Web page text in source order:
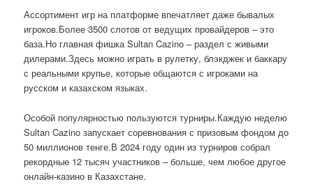
Ассортимент игр на платформе впечатляет даже бывалых
игроков.Более 3500 слотов от ведущих провайдеров – это
база.Но главная фишка Sultan Cazino – раздел с живыми
дилерами.Здесь можно играть в рулетку, блэкджек и баккару
с реальными крупье, которые общаются с игроками на
русском и казахском языках.
Особой популярностью пользуются турниры.Каждую неделю
Sultan Cazino запускает соревнования с призовым фондом до
50 миллионов тенге.В 2024 году один из турниров собрал
рекордные 12 тысяч участников – больше, чем любое другое
онлайн-казино в Казахстане.